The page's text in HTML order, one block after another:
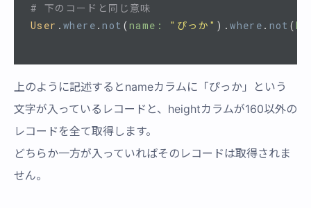
# 下のコードと同じ意味
User .where .not (name: "ぴっか" ).where . not (
上のように記述するとnameカラムに「ぴっか」という
文字が入っているレコードと、heightカラムが160以外の
レコードを全て取得します。
どちらか一方が入っていればそのレコードは取得されま
せん。